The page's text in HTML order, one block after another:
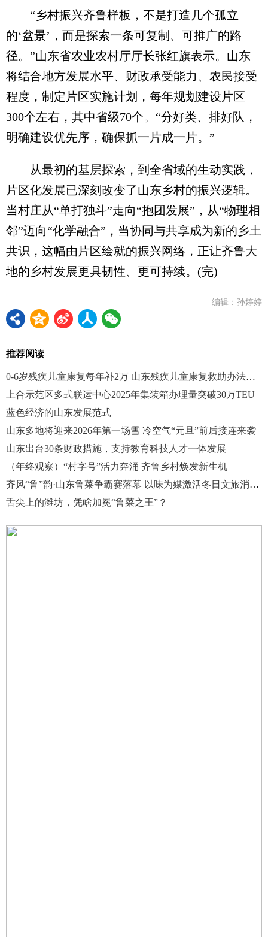
“乡村振兴齐鲁样板，不是打造几个孤立
的‘盆景’，而是探索一条可复制、可推广的路
径。”山东省农业农村厅厅长张红旗表示。山东
将结合地方发展水平、财政承受能力、农民接受
程度，制定片区实施计划，每年规划建设片区
300个左右，其中省级70个。“分好类、排好队，
明确建设优先序，确保抓一片成一片。”
从最初的基层探索，到全省域的生动实践，
片区化发展已深刻改变了山东乡村的振兴逻辑。
当村庄从“单打独斗”走向“抱团发展”，从“物理相
邻”迈向“化学融合”，当协同与共享成为新的乡土
共识，这幅由片区绘就的振兴网络，正让齐鲁大
地的乡村发展更具韧性、更可持续。(完)
编辑：孙婷婷
推荐阅读
0-6岁残疾儿童康复每年补2万 山东残疾儿童康复救助办法大升级
上合示范区多式联运中心2025年集装箱办理量突破30万TEU
蓝色经济的山东发展范式
山东多地将迎来2026年第一场雪 冷空气“元旦”前后接连来袭
山东出台30条财政措施，支持教育科技人才一体发展
（年终观察）“村字号”活力奔涌 齐鲁乡村焕发新生机
齐风“鲁”韵·山东鲁菜争霸赛落幕 以味为媒激活冬日文旅消费新动能
舌尖上的潍坊，凭啥加冕“鲁菜之王”？